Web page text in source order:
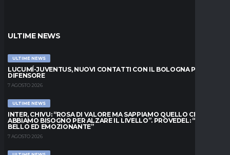
ULTIME NEWS
ULTIME NEWS
LUCUMÍ-JUVENTUS, NUOVI CONTATTI CON IL BOLOGNA PER IL
DIFENSORE
7 AGOSTO 2026
ULTIME NEWS
INTER, CHIVU: “ROSA DI VALORE MA SAPPIAMO QUELLO CHE
ABBIAMO BISOGNO PER ALZARE IL LIVELLO”. PROVEDEL: “MESE
BELLO ED EMOZIONANTE”
7 AGOSTO 2026